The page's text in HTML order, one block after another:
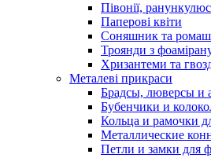
Півонії,
Паперові квіти
Соняшник та
Троянди з
Хризантеми та
Металеві прикраси
Брадсы, люверсы и
Бубенчики и
Кольца и рамочки
Металлические
Петли и замки для